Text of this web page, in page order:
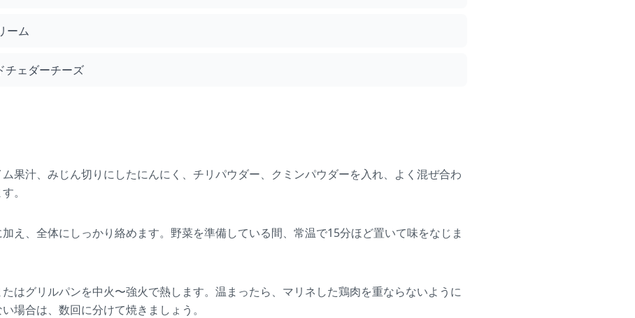
ーム
チェダーチーズ
果汁、みじん切りにしたにんにく、チリパウダー、クミンパウダーを入れ、よく混ぜ合わ
。
え、全体にしっかり絡めます。野菜を準備している間、常温で15分ほど置いて味をなじま
はグリルパンを中火〜強火で熱します。温まったら、マリネした鶏肉を重ならないように
場合は、数回に分けて焼きましょう。